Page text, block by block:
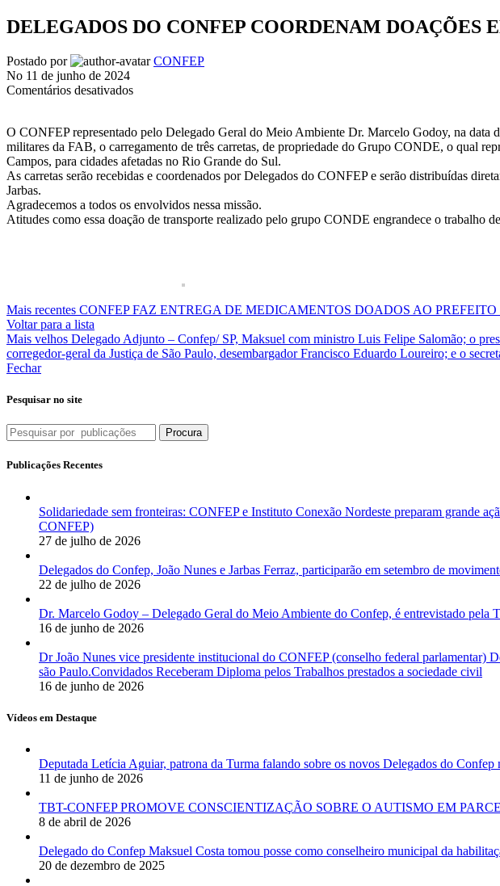
DELEGADOS DO CONFEP COORDENAM DOAÇÕES
Postado por
CONFEP
No 11 de junho de 2024
Comentários desativadosem
CONFEP
COORDENAM
DOAÇÕES
EM
JOSÉ
DOS
DO
O CONFEP representado pelo Delegado Geral do Meio Ambiente Dr. Marcelo Godoy, na
militares da FAB, o carregamento de três carretas, de propriedade do Grupo CONDE, o qual
Campos, para cidades afetadas no Rio Grande do Sul.
As carretas serão recebidas e coordenados por Delegados do CONFEP e serão distribuídas
Jarbas.
Agradecemos a todos os envolvidos nessa missão.
Atitudes como essa doação de transporte realizado pelo grupo CONDE engrandece o trabalho
Mais recentes CONFEP FAZ ENTREGA DE MEDICAMENTOS DOADOS AO
Voltar para a lista
Mais velhos Delegado Adjunto – Confep/ SP, Maksuel com ministro Luis Felipe Salomão; o
corregedor-geral da Justiça de São Paulo, desembargador Francisco Eduardo Loureiro; e o
Fechar
Pesquisar no site
Procura
Publicações Recentes
Solidariedade sem fronteiras: CONFEP e Instituto Conexão Nordeste preparam grande
CONFEP)
27 de julho de 2026
Delegados do Confep, João Nunes e Jarbas Ferraz, participarão em setembro de
22 de julho de 2026
Dr. Marcelo Godoy – Delegado Geral do Meio Ambiente do Confep, é entrevistado
16 de junho de 2026
Dr João Nunes vice presidente institucional do CONFEP (conselho federal
são Paulo.Convidados Receberam Diploma pelos Trabalhos prestados a sociedade civil
16 de junho de 2026
Vídeos em Destaque
Deputada Letícia Aguiar, patrona da Turma falando sobre os novos Delegados do Confep
11 de junho de 2026
TBT-CONFEP PROMOVE CONSCIENTIZAÇÃO SOBRE O AUTISMO EM
8 de abril de 2026
Delegado do Confep Maksuel Costa tomou posse como conselheiro municipal da
20 de dezembro de 2025